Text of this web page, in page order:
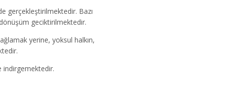
gerçekleştirilmektedir. Bazı
geciktirilmektedir.
yerine, yoksul halkın,
indirgemektedir.